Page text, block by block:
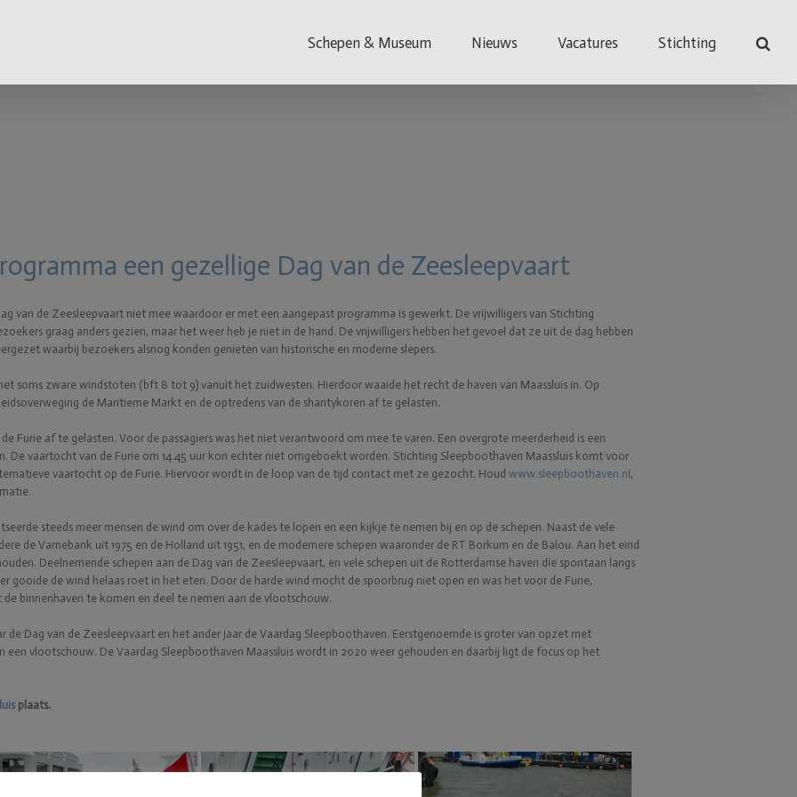
Schepen & Museum Nieuws Vacatures Stichting
een gezellige Dag van de Zeesleepvaart
van de Zeesleepvaart niet mee waardoor er met een aangepast programma is gewerkt. De vrijwilligers van Stichting
graag anders gezien, maar het weer heb je niet in de hand. De vrijwilligers hebben het gevoel dat ze uit de dag hebben
waarbij bezoekers alsnog konden genieten van historische en moderne slepers.
soms zware windstoten (bft 8 tot 9) vanuit het zuidwesten. Hierdoor waaide het recht de haven van Maassluis in. Op
de Maritieme Markt en de optredens van de shantykoren af te gelasten.
Furie af te gelasten. Voor de passagiers was het niet verantwoord om mee te varen. Een overgrote meerderheid is een
De vaartocht van de Furie om 14.45 uur kon echter niet omgeboekt worden. Stichting Sleepboothaven Maassluis komt voor
vaartocht op de Furie. Hiervoor wordt in de loop van de tijd contact met ze gezocht. Houd www.sleepboothaven.nl ,
steeds meer mensen de wind om over de kades te lopen en een kijkje te nemen bij en op de schepen. Naast de vele
de Varnebank uit 1975 en de Holland uit 1951, en de modernere schepen waaronder de RT Borkum en de Balou. Aan het eind
Deelnemende schepen aan de Dag van de Zeesleepvaart, en vele schepen uit de Rotterdamse haven die spontaan langs
gooide de wind helaas roet in het eten. Door de harde wind mocht de spoorbrug niet open en was het voor de Furie,
binnenhaven te komen en deel te nemen aan de vlootschouw.
Dag van de Zeesleepvaart en het ander jaar de Vaardag Sleepboothaven. Eerstgenoemde is groter van opzet met
een vlootschouw. De Vaardag Sleepboothaven Maassluis wordt in 2020 weer gehouden en daarbij ligt de focus op het
plaats.